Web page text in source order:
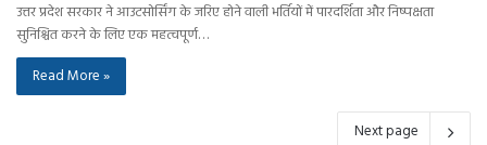
उत्तर प्रदेश सरकार ने आउटसोर्सिंग के जरिए होने वाली भर्तियों में पारदर्शिता और निष्पक्षता
सुनिश्चित करने के लिए एक महत्वपूर्ण…
Read More »
Next page